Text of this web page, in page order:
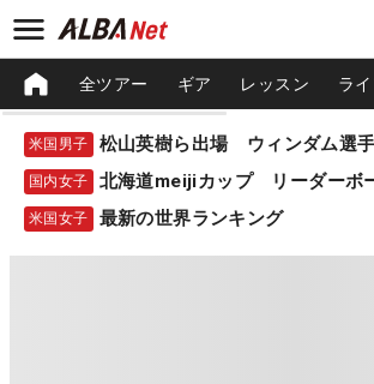
全ツアー ギア レッスン ラ
米国男子
国内女子 北海道meijiカップ リーダーボ
米国女子 最新の世界ランキング